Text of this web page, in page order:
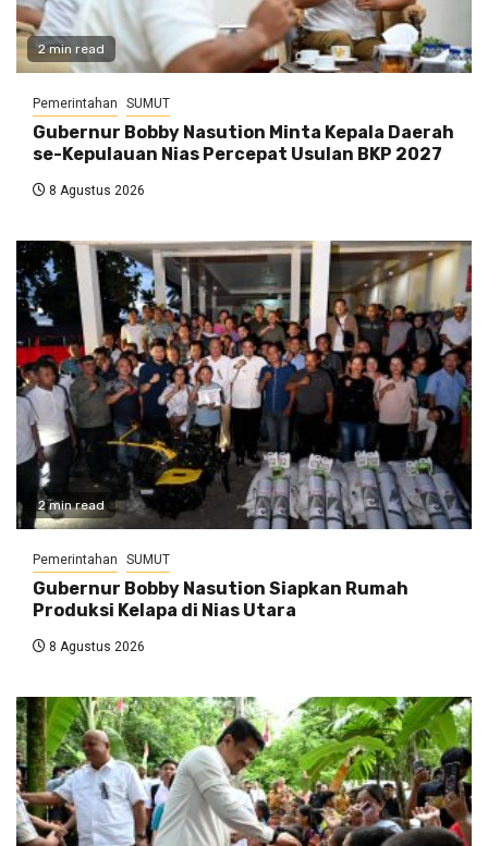
2 min read
Pemerintahan SUMUT
Gubernur Bobby Nasution Minta Kepala Daerah
se-Kepulauan Nias Percepat Usulan BKP 2027
8 Agustus 2026
2 min read
Pemerintahan SUMUT
Gubernur Bobby Nasution Siapkan Rumah
Produksi Kelapa di Nias Utara
8 Agustus 2026